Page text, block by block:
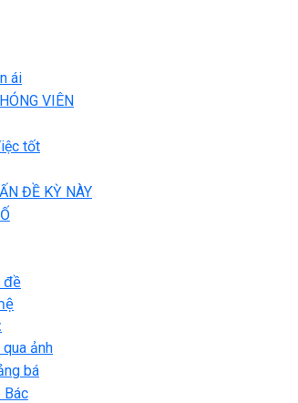
ái
VIÊN
tốt
ĐỀ KỲ NÀY
đề
qua ảnh
bá
Bác